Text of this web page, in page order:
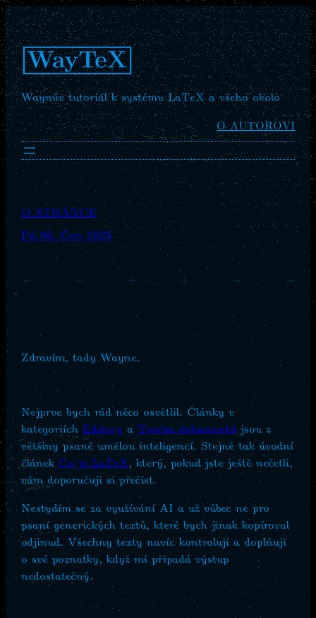
Waynův tutoriál k systému LaTeX a všeho okolo
O AUTOROVI
O STRÁNCE
Pá 06. Čvn 2025
+ + + + + +
Zdravím, tady Wayne.
Nejprve bych rád něco osvětlil. Články v
kategoriích Editory a Tvorba dokumentůjsou z
většiny psané umělou inteligencí. Stejně tak úvodní
článekCo je LaTeX, který, pokud jste ještě nečetli,
vám doporučuji si přečíst.
Nestydím se za využívání AI a už vůbec ne pro
psaní generických textů, které bych jinak kopíroval
odjinud. Všechny texty navíc kontroluji a doplňuji
o své poznatky, když mi připadá výstup
nedostatečný.